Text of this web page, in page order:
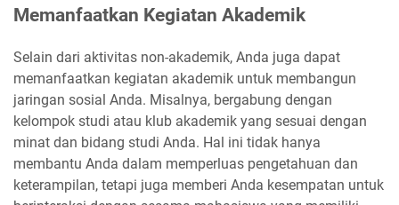
Memanfaatkan Kegiatan Akademik
Selain dari aktivitas non-akademik, Anda juga dapat
memanfaatkan kegiatan akademik untuk membangun
jaringan sosial Anda. Misalnya, bergabung dengan
kelompok studi atau klub akademik yang sesuai dengan
minat dan bidang studi Anda. Hal ini tidak hanya
membantu Anda dalam memperluas pengetahuan dan
keterampilan, tetapi juga memberi Anda kesempatan untuk